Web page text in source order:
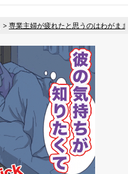
専業主婦が疲れたと思うのはわがま